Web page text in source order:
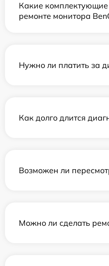
Какие
ремонте монитора
Нужно ли платить за
Как долго длится
Возможен ли
Можно ли сделать